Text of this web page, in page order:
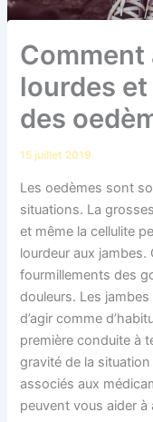
Comment
lourdes
des
15 juillet 2019
Les oedèmes sont
situations. La
et même la cellulite
lourdeur aux
fourmillements des
douleurs. Les
d’agir comme
première conduite à
gravité de la
associés aux
peuvent vous aider à